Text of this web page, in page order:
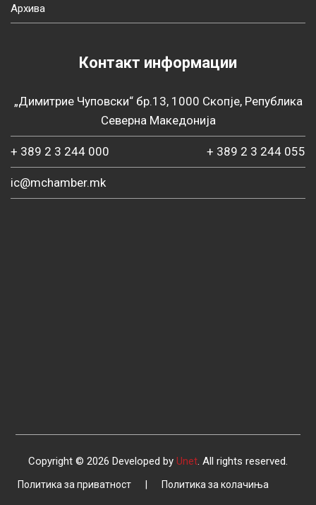
Архива
Контакт информации
„Димитрие Чуповски“ бр.13, 1000 Скопје, Република
Северна Македонија
+ 389 2 3 244 000 + 389 2 3 244 055
ic@mchamber.mk
Copyright © 2026 Developed by Unet . All rights reserved.
Политика за приватност | Политика за колачиња